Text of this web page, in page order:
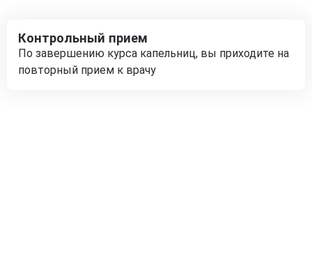
Контрольный прием
По завершению курса капельниц, вы приходите на
повторный прием к врачу